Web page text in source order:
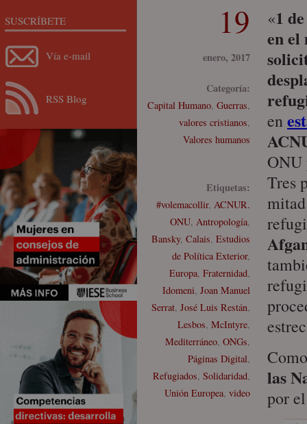
19
enero, 2017
Categoría:
Capital Humano, Guerras,
valores cristianos,
Valores humanos
Etiquetas:
#volemacollir, ACNUR.
ONU, Antropología,
Bansky, Calais, Estudios
de Política Exterior,
Europa, Fraternidad,
Idomeni, Joan Manuel
Serrat, José Luis Restán,
Lesbos, McIntyre,
Mediterráneo, ONGs,
Páginas Digital,
Refugiados, Solidaridad,
Unión Europea, video
«1
en el
en
ONU
Tres
las
por
SUSCRÍBETE
Vía e-mail
RSS Blog